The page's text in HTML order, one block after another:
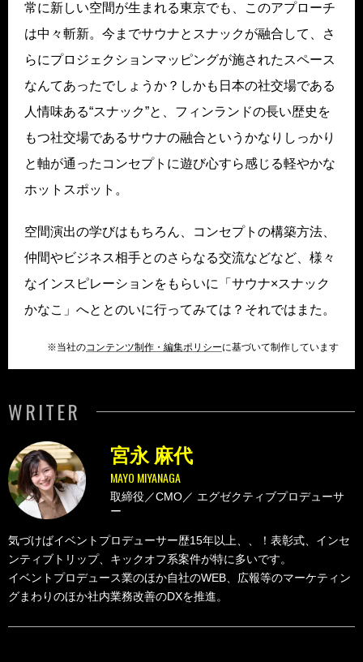
常に新しい空間が生まれる東京でも、このアプローチ
は中々斬新。今までサウナとスナックが融合して、さ
らにプロジェクションマッピングが施されたスペース
なんてあったでしょうか？しかも日本の社交場である
人情味ある“スナック”と、フィンランドの長い歴史を
もつ社交場であるサウナの融合というかなりしっかり
と軸が通ったコンセプトに遊び心すら感じる軽やかな
ホットスポット。
空間演出の学びはもちろん、コンセプトの構築方法、
仲間やビジネス相手とのさらなる交流などなど、様々
なインスピレーションをもらいに「サウナ×スナック
かなこ」へととのいに行ってみては？それではまた。
※当社のコンテンツ制作・編集ポリシーに基づいて制作しています
WRITER
MAYO MIYANAGA
宮永 麻代
取締役／CMO／ エグゼクティブプロデューサ
ー
気づけばイベントプロデューサー歴15年以上、、！表彰式、インセ
ンティブトリップ、キックオフ系案件が特に多いです。
イベントプロデュース業のほか自社のWEB、広報等のマーケティン
グまわりのほか社内業務改善のDXを推進。